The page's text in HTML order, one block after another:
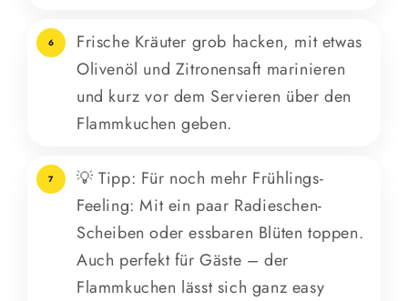
6
Frische Kräuter grob hacken, mit etwas
Olivenöl und Zitronensaft marinieren
und kurz vor dem Servieren über den
Flammkuchen geben.
7
💡 Tipp: Für noch mehr Frühlings-
Feeling: Mit ein paar Radieschen-
Scheiben oder essbaren Blüten toppen.
Auch perfekt für Gäste – der
Flammkuchen lässt sich ganz easy